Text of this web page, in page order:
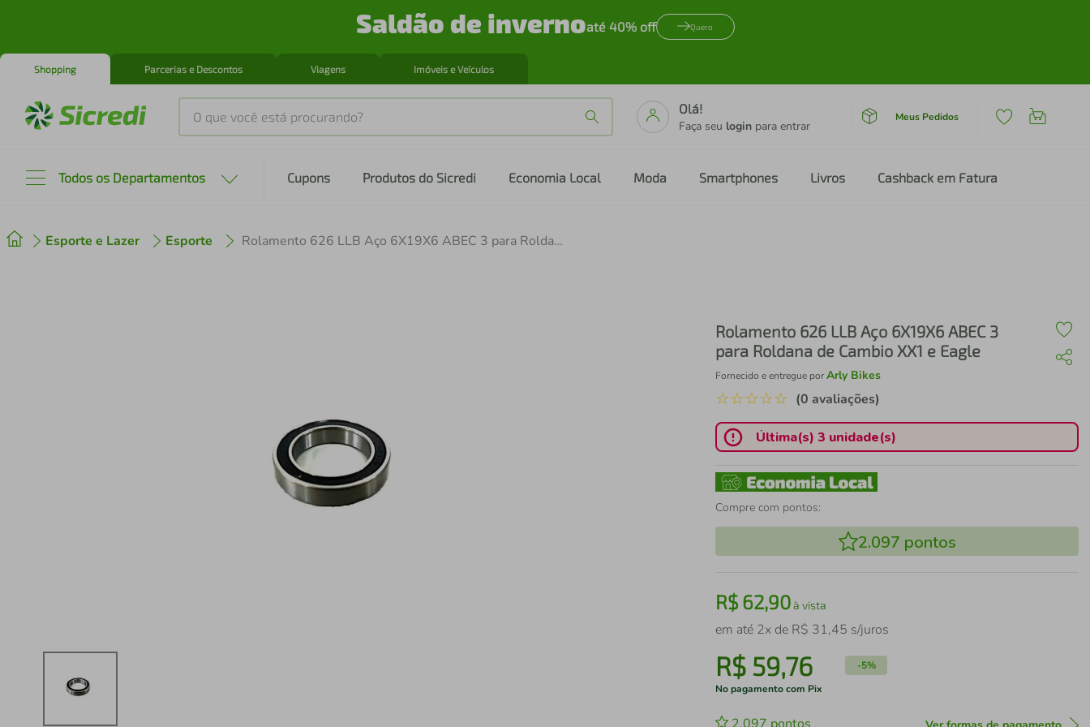
Saldão de invernoaté 40% off Quero
Shopping Parcerias e Descontos Viagens Imóveis e Veículos
O que você está procurando?
Olá!
Faça seu login para entrar
Meus Pedidos
Todos os Departamentos Cupons Produtos do Sicredi Economia Local Moda Smartphones Livros Cashback em Fatura
Esporte e Lazer Esporte Rolamento 626 LLB Aço 6X19X6 ABEC 3 para Roldana de Cambio XX1 e Eagle
Rolamento 626 LLB Aço 6X19X6 ABEC 3
para Roldana de Cambio XX1 e Eagle
Fornecido e entregue porArly Bikes
☆☆☆☆☆ (0 avaliações)
Última(s) 3 unidade(s)
Compre com pontos:
2.097 pontos
R$62,90à vista
em até 2x de R$ 31,45 s/juros
R$ 59,76 -5%
No pagamento com Pix
2 º cafeteira